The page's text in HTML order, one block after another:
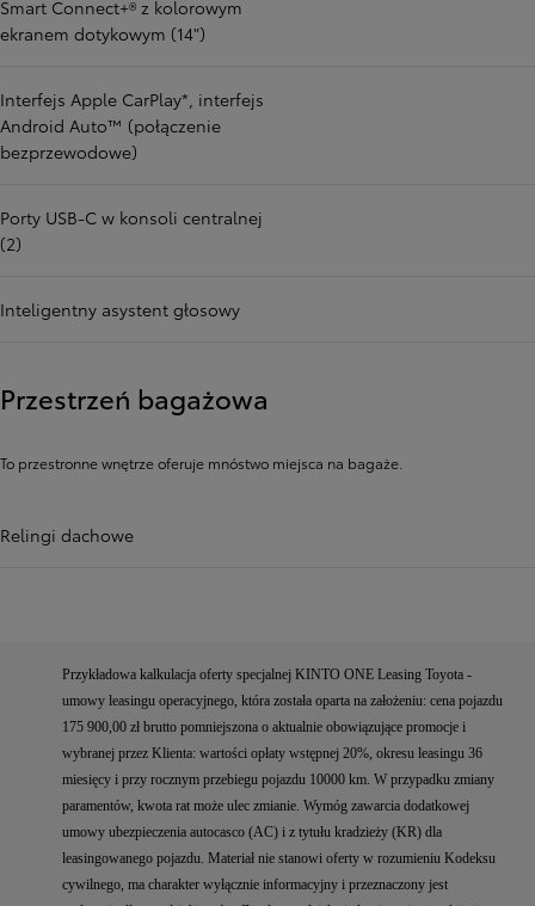
Smart Connect+® z kolorowym
ekranem dotykowym (14")
Interfejs Apple CarPlay*, interfejs
Android Auto™ (połączenie
bezprzewodowe)
Porty USB-C w konsoli centralnej
(2)
Inteligentny asystent głosowy
Przestrzeń bagażowa
To przestronne wnętrze oferuje mnóstwo miejsca na bagaże.
Relingi dachowe
Przykładowa kalkulacja oferty specjalnej KINTO ONE Leasing Toyota -
umowy leasingu operacyjnego, która została oparta na założeniu: cena pojazdu
175 900,00 zł brutto pomniejszona o aktualnie obowiązujące promocje i
wybranej przez Klienta: wartości opłaty wstępnej 20%, okresu leasingu 36
miesięcy i przy rocznym przebiegu pojazdu 10000 km. W przypadku zmiany
paramentów, kwota rat może ulec zmianie. Wymóg zawarcia dodatkowej
umowy ubezpieczenia autocasco (AC) i z tytułu kradzieży (KR) dla
leasingowanego pojazdu. Materiał nie stanowi oferty w rozumieniu Kodeksu
cywilnego, ma charakter wyłącznie informacyjny i przeznaczony jest